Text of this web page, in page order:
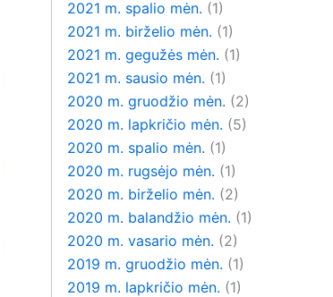
2021 m. spalio mėn. (1)
2021 m. birželio mėn. (1)
2021 m. gegužės mėn. (1)
2021 m. sausio mėn. (1)
2020 m. gruodžio mėn. (2)
2020 m. lapkričio mėn. (5)
2020 m. spalio mėn. (1)
2020 m. rugsėjo mėn. (1)
2020 m. birželio mėn. (2)
2020 m. balandžio mėn. (1)
2020 m. vasario mėn. (2)
2019 m. gruodžio mėn. (1)
2019 m. lapkričio mėn. (1)